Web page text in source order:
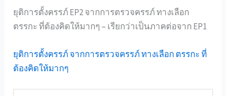
ยุติการตั้งครรภ์ EP2 จากการตรวจครรภ์ ทางเลือก
ตรรกะ ที่ต้องคิดให้มากๆ – เรียกว่าเป็นภาคต่อจาก EP1
ยุติการตั้งครรภ์ จากการตรวจครรภ์ ทางเลือก ตรรกะ ที่
ต้องคิดให้มากๆ